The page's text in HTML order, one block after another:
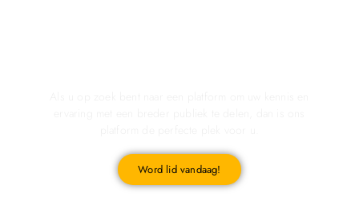
Word lid vandaag!